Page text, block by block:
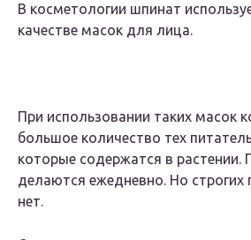
В косметологии шпинат
качестве масок для лица.
При использовании таких масок
большое количество тех
которые содержатся в растении.
делаются ежедневно. Но строгих
нет.